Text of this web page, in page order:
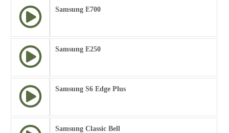
Samsung E700
Samsung E250
Samsung S6 Edge Plus
Samsung Classic Bell